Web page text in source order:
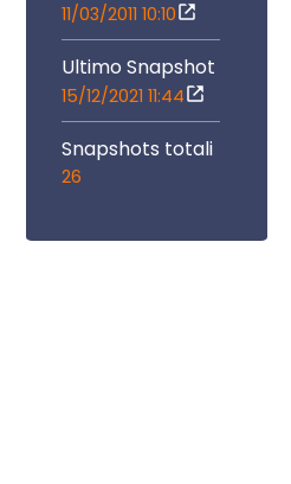
11/03/2011 10:10
Ultimo Snapshot
15/12/2021 11:44
Snapshots totali
26